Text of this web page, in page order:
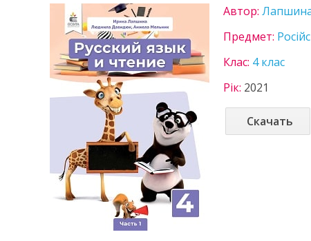
Автор:
Предмет:
Клас: 4 клас
Рік: 2021
Скачать